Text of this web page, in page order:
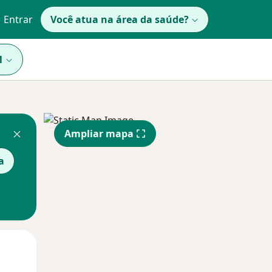
Entrar Você atua na área da saúde?
Ampliar mapa